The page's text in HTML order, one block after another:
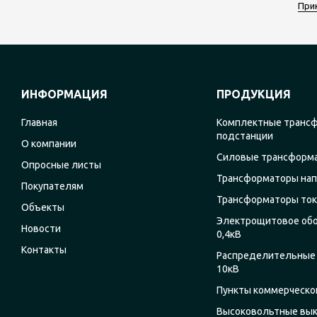
ИНФОРМАЦИЯ
Главная
О компании
Опросные листы
Покупателям
Объекты
Новости
Контакты
ПРОДУКЦИЯ
Комплектные
подстанции
Силовые
Трансформаторы
Трансформаторы
Электрощитовое
0,4кВ
Распределительные
10кВ
Пункты
Высоковольтные